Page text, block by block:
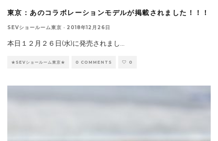
東京：あのコラボレーションモデルが掲載されました！！！
SEVショールーム東京 · 2018年12月26日
本日１２月２６日(水)に発売されまし
★SEVショールーム東京★ 0 COMMENTS 0